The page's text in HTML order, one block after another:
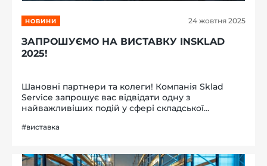
НОВИНИ 24 жовтня 2025
ЗАПРОШУЄМО НА ВИСТАВКУ INSKLAD
2025!
Шановні партнери та колеги! Компанія Sklad
Service запрошує вас відвідати одну з
найважливіших подій у сфері складської
зустрічаються провідні виробники, інтегратори
#виставка